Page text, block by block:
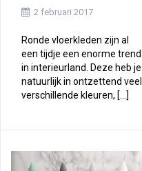
2 februari 2017
Ronde vloerkleden zijn al
een tijdje een enorme trend
in interieurland. Deze heb je
natuurlijk in ontzettend veel
verschillende kleuren, […]